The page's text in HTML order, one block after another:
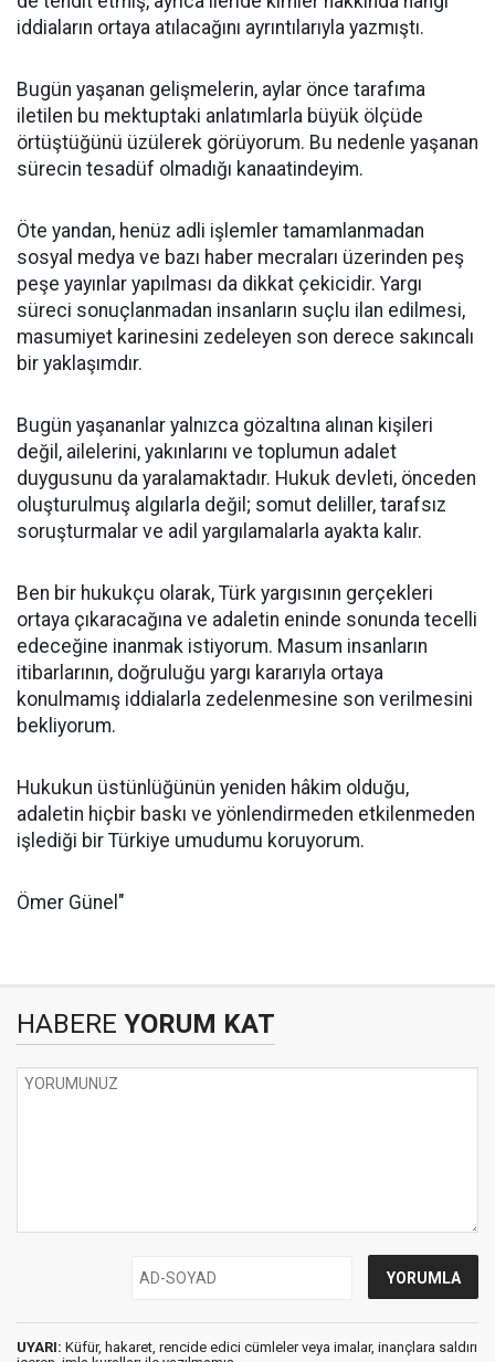
iddiaların ortaya atılacağını ayrıntılarıyla yazmıştı.
Bugün yaşanan gelişmelerin, aylar önce tarafıma
iletilen bu mektuptaki anlatımlarla büyük ölçüde
örtüştüğünü üzülerek görüyorum. Bu nedenle yaşanan
sürecin tesadüf olmadığı kanaatindeyim.
Öte yandan, henüz adli işlemler tamamlanmadan
sosyal medya ve bazı haber mecraları üzerinden peş
peşe yayınlar yapılması da dikkat çekicidir. Yargı
süreci sonuçlanmadan insanların suçlu ilan edilmesi,
masumiyet karinesini zedeleyen son derece sakıncalı
bir yaklaşımdır.
Bugün yaşananlar yalnızca gözaltına alınan kişileri
değil, ailelerini, yakınlarını ve toplumun adalet
duygusunu da yaralamaktadır. Hukuk devleti, önceden
oluşturulmuş algılarla değil; somut deliller, tarafsız
soruşturmalar ve adil yargılamalarla ayakta kalır.
Ben bir hukukçu olarak, Türk yargısının gerçekleri
ortaya çıkaracağına ve adaletin eninde sonunda tecelli
edeceğine inanmak istiyorum. Masum insanların
itibarlarının, doğruluğu yargı kararıyla ortaya
konulmamış iddialarla zedelenmesine son verilmesini
bekliyorum.
Hukukun üstünlüğünün yeniden hâkim olduğu,
adaletin hiçbir baskı ve yönlendirmeden etkilenmeden
işlediği bir Türkiye umudumu koruyorum.
Ömer Günel"
HABERE YORUM KAT
UYARI: Küfür, hakaret, rencide edici cümleler veya imalar, inançlara saldırı